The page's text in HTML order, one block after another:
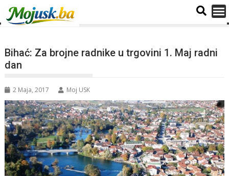
Bihać: Za brojne radnike u trgovini 1. Maj radni
dan
2 Maja, 2017 Moj USK